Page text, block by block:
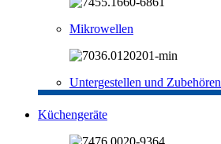
Mikrowellen
Untergestellen und Zubehören
Küchengeräte